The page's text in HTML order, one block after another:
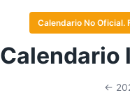
Calendario No
Calendario
←